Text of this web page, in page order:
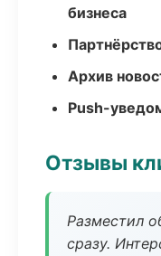
бизнеса
Архив
Push-
Отзывы
Разместил
сразу.